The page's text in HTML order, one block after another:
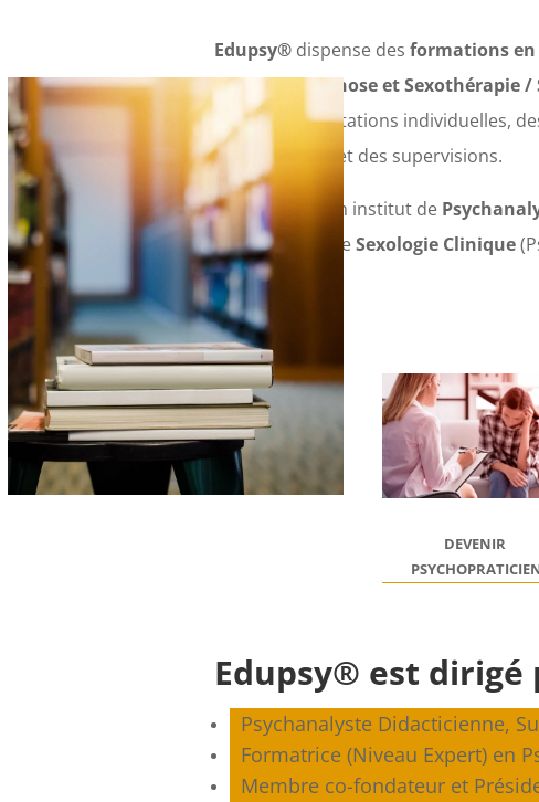
Edupsy® dispense desformations en
Thérapie, Hypnose et Sexothérapie /
que des consultations individuelles,
et didactiques et des supervisions.
Edupsy®est un institut de
d’Hypnose et deSexologie Clinique
DEVENIR
Edupsy® est dirigé
Psychanalyste Didacticienne,
Formatrice (Niveau Expert) en
Membre co-fondateur et